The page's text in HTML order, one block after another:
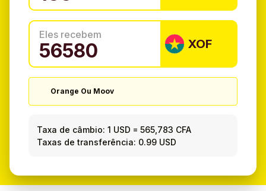
Eles recebem
XOF
Orange Ou Moov
Taxa de câmbio: 1 USD =565,783 CFA
Taxas de transferência: 0.99 USD